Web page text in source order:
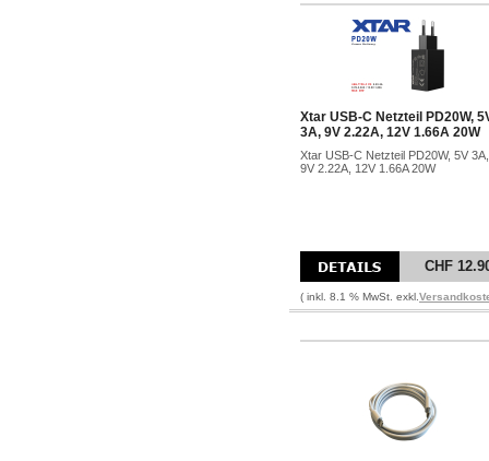
Xtar USB-C Netzteil PD20W,
3A, 9V 2.22A, 12V 1.66A 20W
Xtar USB-C Netzteil PD20W, 5V 3A,
9V 2.22A, 12V 1.66A 20W
CHF
( inkl. 8.1 % MwSt. exkl.